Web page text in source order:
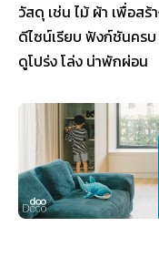
วัสดุ เช่น ไม้ ผ้า เพื่อส
ดีไซน์เรียบ ฟังก์ชันครบ
ดูโปร่ง โล่ง น่าพักผ่อน